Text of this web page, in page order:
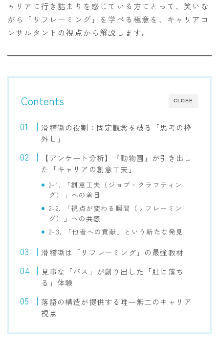
ャリアに行き詰まりを感じている方にとって、笑いな
がら「リフレーミング」を学べる極意を、キャリアコ
ンサルタントの視点から解説します。
CLOSE
Contents
滑稽噺の役割：固定観念を破る「思考の枠
外し」
【アンケート分析】『動物園』が引き出し
た「キャリアの創意工夫」
2-1. 「創意工夫（ジョブ・クラフティン
グ）」への着目
2-2. 「視点が変わる瞬間（リフレーミン
グ）」への共感
2-3. 「他者への貢献」という新たな発見
滑稽噺は「リフレーミング」の最強教材
見事な「パス」が創り出した「肚に落ち
る」体験
落語の構造が提供する唯一無二のキャリア
視点